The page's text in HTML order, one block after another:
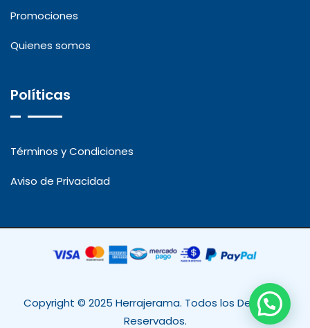
Promociones
Quienes somos
Políticas
Términos y Condiciones
Aviso de Privacidad
Copyright © 2025 Herrajerama. Todos los Derechos
Reservados.